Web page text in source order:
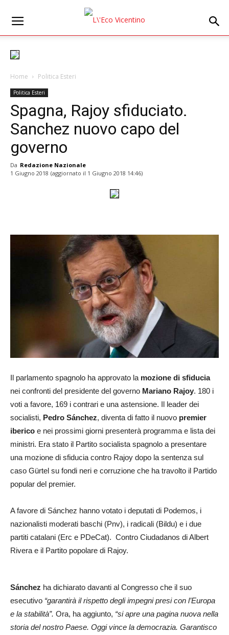
Home Politica Esteri
Politica Esteri
Spagna, Rajoy sfiduciato.
Sanchez nuovo capo del
governo
Da Redazione Nazionale
1 Giugno 2018 (aggiornato il 1 Giugno 2018 14:46)
Il parlamento spagnolo ha approvato la mozione di sfiducia
nei confronti del presidente del governo Mariano Rajoy. 180 i
voti a favore, 169 i contrari e una astensione. Il leader dei
socialisti, Pedro Sánchez, diventa di fatto il nuovo premier
iberico e nei prossimi giorni presenterà programma e lista dei
ministri. Era stato il Partito socialista spagnolo a presentare
una mozione di sfiducia contro Rajoy dopo la sentenza sul
caso Gürtel su fondi neri e corruzione che ha travolto il Partido
popular del premier.
A favore di Sánchez hanno votato i deputati di Podemos, i
nazionalisti moderati baschi (Pnv), i radicali (Bildu) e i due
partiti catalani (Erc e PDeCat). Contro Ciudadanos di Albert
Rivera e il Partito popolare di Rajoy.
Sánchez ha dichiarato davanti al Congresso che il suo
esecutivo “garantirà il rispetto degli impegni presi con l’Europa
e la stabilità”. Ora, ha aggiunto, “si apre una pagina nuova nella
storia del nostro Paese. Oggi vince la democrazia. Garantisco